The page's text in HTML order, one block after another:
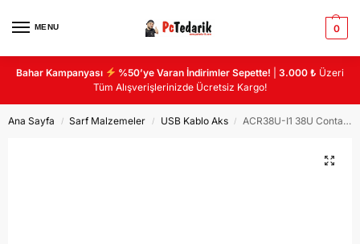
MENU 0
Bahar Kampanyası %50’ye Varan İndirimler Sepette! |3.000 ₺ Üzeri
Tüm Alışverişlerinizde Ücretsiz Kargo!
Ana Sayfa / Sarf Malzemeler / USB Kablo Aks / ACR38U-I1 38U Contact Smart Card Reader and Writer (White)